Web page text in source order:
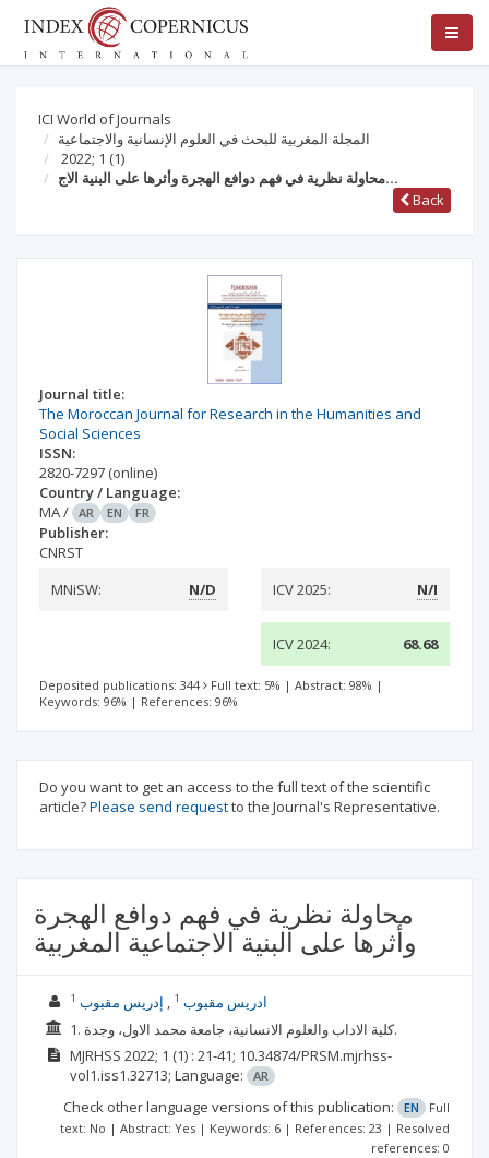
ICI World of Journals
المجلة المغربية للبحث في العلوم الإنسانية والاجتماعية
2022; 1 (1)
محاولة نظرية في فهم دوافع الهجرة وأثرها على البنية الاج…
Back
Journal title:
The Moroccan Journal for Research in the Humanities and
Social Sciences
ISSN:
2820-7297 (online)
Country / Language:
MA/ AR EN FR
Publisher:
CNRST
MNiSW:
N/D ICV 2025: N/I
ICV 2024: 68.68
Deposited publications: 344 Full text: 5% | Abstract: 98% |
Keywords: 96% | References: 96%
Do you want to get an access to the full text of the scientific
article?Please send requestto the Journal's Representative.
محاولة نظرية في فهم دوافع الهجرة
وأثرها على البنية الاجتماعية المغربية
ادريس مقبوب إدريس مقبوب
1. كلية الاداب والعلوم الانسانية، جامعة محمد الاول، وجدة.
MJRHSS 2022; 1 (1) : 21-41; 10.34874/PRSM.mjrhss-
vol1.iss1.32713; Language: AR
Check other language versions of this publication: EN
Full
text: No | Abstract: Yes | Keywords: 6 | References: 23 | Resolved
references: 0